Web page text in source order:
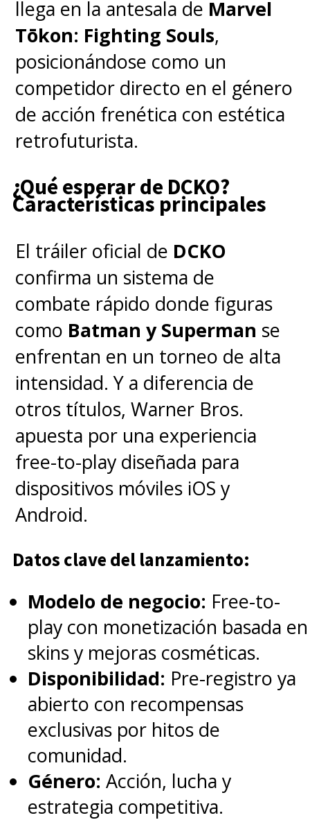
postergar . ¿El motivo?
"Ampliar sustancialmente el
contenido más de lo que se
había planeado
originalmente", argumentaron
en aquella oportunidad.
El tiempo pasó y varios daban
por perdido el proyecto, aunque
Kubo actualizó en abril pasado -
mediante su cuenta de
Instagram- que seguía
trabajando en la película desde
su casa durante el encierro por
la pandemia.
Ver esta publicación en Instagram
Una publicación compartida por Mitsurou KUBO (@kubomitsurou)
Finalmente llegó la liberación
del teaser este 26 de noviembre
y, con ello, la última
actualización del proyecto,
ratificando que sí llegará en
llega en la antesala de Marvel
Tōkon: Fighting Souls,
posicionándose como un
competidor directo en el género
de acción frenética con estética
retrofuturista.
¿Qué esperar de DCKO?
Características principales
El tráiler oficial de DCKO
confirma un sistema de
combate rápido donde figuras
como Batman y Superman se
enfrentan en un torneo de alta
intensidad. Y a diferencia de
otros títulos, Warner Bros.
apuesta por una experiencia
free-to-play diseñada para
dispositivos móviles iOS y
Android.
Datos clave del lanzamiento:
Modelo de negocio: Free-to-
play con monetización basada en
skins y mejoras cosméticas.
Disponibilidad: Pre-registro ya
abierto con recompensas
exclusivas por hitos de
comunidad.
Género: Acción, lucha y
estrategia competitiva.